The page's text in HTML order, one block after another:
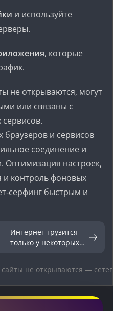
и используйте
, которые
не открываются, могут
или связаны с
браузеров и сервисов
соединение и
Оптимизация настроек,
и контроль фоновых
быстрым и
Интернет грузится
только у некоторых
не открываются —